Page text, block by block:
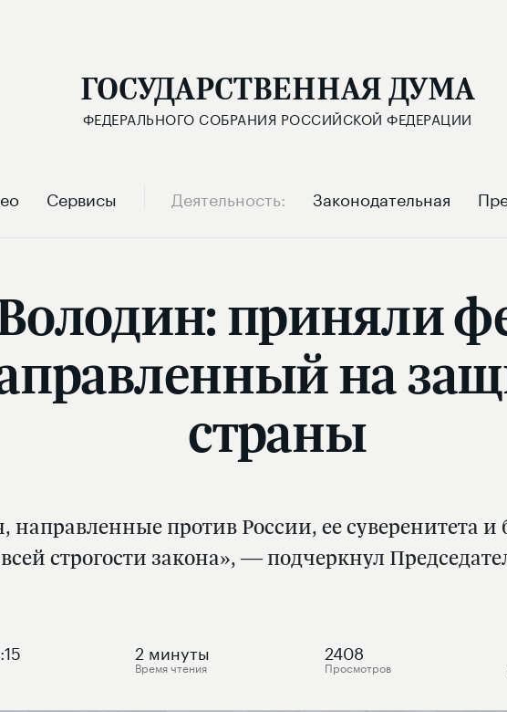
ГОСУДАРСТВЕННАЯ ДУМА
ФЕДЕРАЛЬНОГО СОБРАНИЯ РОССИЙСКОЙ ФЕДЕРАЦИИ
Сервисы Деятельность Законодательная
приняли
на
страны
направленные против России, ее суверенитета
всей строгости закона», — подчеркнул
2 минуты
Время чтения
2408
Просмотров